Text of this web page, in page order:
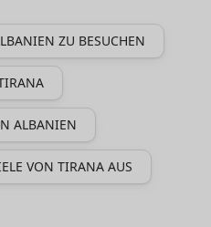
ZU BESUCHEN
ALBANIEN
VON TIRANA AUS